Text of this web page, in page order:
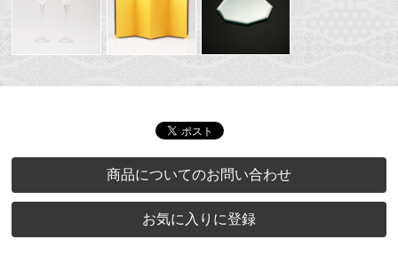
商品についてのお問い合わせ
お気に入りに登録